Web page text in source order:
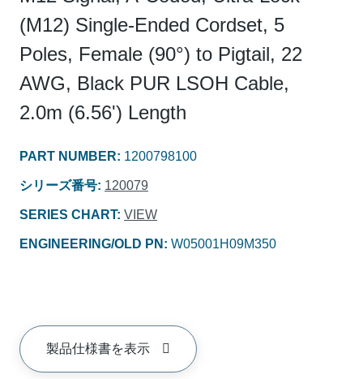
(M12) Single-Ended Cordset, 5
Poles, Female (90°) to Pigtail, 22
AWG, Black PUR LSOH Cable,
2.0m (6.56') Length
PART NUMBER: 1200798100
シリーズ番号: 120079
SERIES CHART: VIEW
ENGINEERING/OLD PN: W05001H09M350
製品仕様書を表示